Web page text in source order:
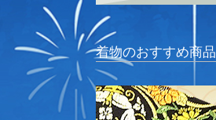
着物のおすすめ商品